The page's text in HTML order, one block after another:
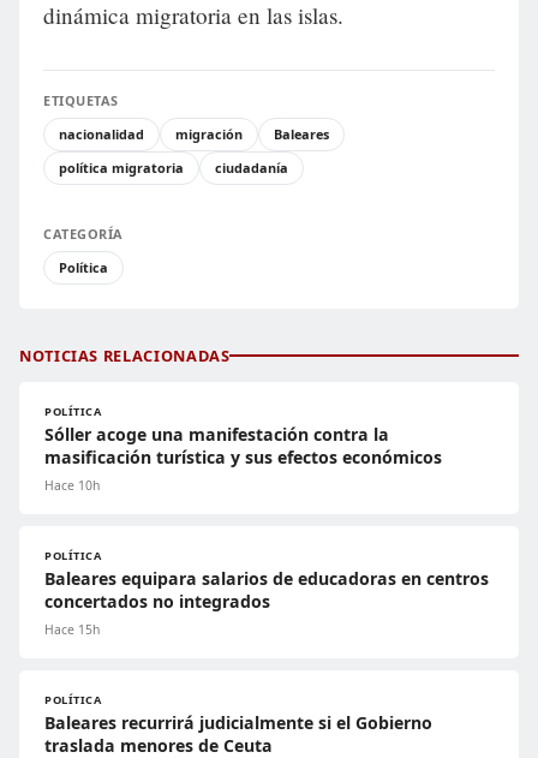
dinámica migratoria en las islas.
ETIQUETAS
nacionalidad
migración
Baleares
política migratoria
ciudadanía
CATEGORÍA
Política
NOTICIAS RELACIONADAS
POLÍTICA
Sóller acoge una manifestación contra la
masificación turística y sus efectos económicos
Hace 10h
POLÍTICA
Baleares equipara salarios de educadoras en centros
concertados no integrados
Hace 15h
POLÍTICA
Baleares recurrirá judicialmente si el Gobierno
traslada menores de Ceuta